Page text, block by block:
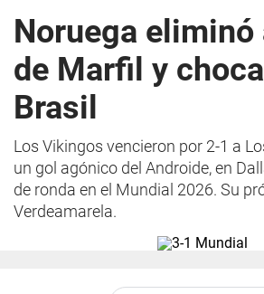
Noruega eliminó
de Marfil y
Brasil
Los Vikingos vencieron por 2-1 a
un gol agónico del Androide, en
de ronda en el Mundial 2026. Su
Verdeamarela.